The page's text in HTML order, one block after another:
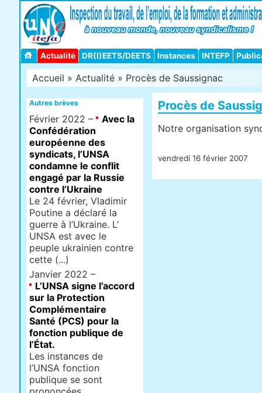
Actualité DR(I)EETS/DEETS Instances INTEFP
Accueil » Actualité » Procès de Saussignac
Procès de
Notre organisation
vendredi 16 février 2007
Autres brèves
Février 2022 –
Avec la
Confédération
européenne des
syndicats, l’UNSA
condamne le conflit
engagé par la Russie
contre l’Ukraine
Le 24 février, Vladimir
Poutine a déclaré la
guerre à l’Ukraine. L’
UNSA est avec le
peuple ukrainien contre
cette (...)
Janvier 2022 –
L’UNSA signe l’accord
sur la Protection
Complémentaire
Santé (PCS) pour la
fonction publique de
l’État.
Les instances de
l’UNSA fonction
publique se sont